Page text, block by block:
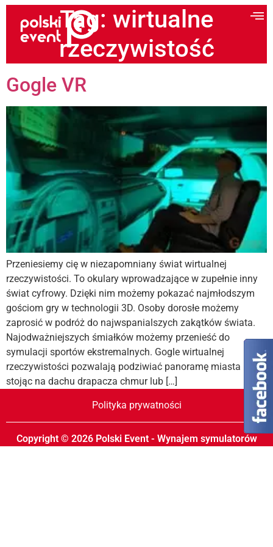
Tag: wirtualne
rzeczywistość
Gogle VR
Przeniesiemy cię w niezapomniany świat wirtualnej
rzeczywistości. To okulary wprowadzające w zupełnie inny
świat cyfrowy. Dzięki nim możemy pokazać najmłodszym
gościom gry w technologii 3D. Osoby dorosłe możemy
zaprosić w podróż do najwspanialszych zakątków świata.
Najodważniejszych śmiałków możemy przenieść do
symulacji sportów ekstremalnych. Gogle wirtualnej
rzeczywistości pozwalają podziwiać panoramę miasta
stojąc na dachu drapacza chmur lub […]
Polityka prywatności
Copyright © 2026 Polski Event - Wynajem symulatorów